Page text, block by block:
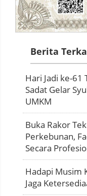
Berita
Hari Jadi ke-61
Sadat Gelar
UMKM
Buka Rakor
Perkebunan,
Secara
Hadapi Musim
Jaga